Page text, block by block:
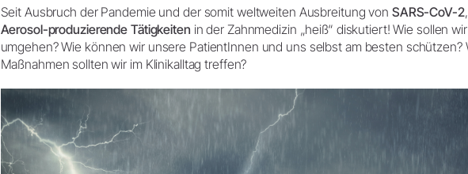
Zubehör
Systemübersicht
W&H AIMS
Dentallabor
Laborgeräte
Hand- & Winkelstücke
Mobiliar
Shop
Entsorgungsrichtlinien
Seit Ausbruch der Pandemie und der somit weltweiten Ausbreitung von SARS-CoV-2
Aerosol-produzierende Tätigkeiten in der Zahnmedizin „heiß“ diskutiert! Wie sollen
umgehen? Wie können wir unsere PatientInnen und uns selbst am besten schützen?
Maßnahmen sollten wir im Klinikalltag treffen?